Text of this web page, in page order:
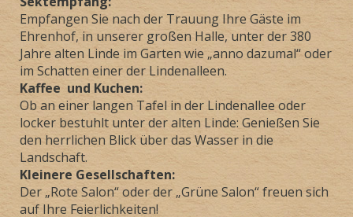
Empfangen Sie nach der Trauung Ihre Gäste im
Ehrenhof, in unserer großen Halle, unter der 380
Jahre alten Linde im Garten wie „anno dazumal“ oder
im Schatten einer der Lindenalleen.
Kaffee und Kuchen:
Ob an einer langen Tafel in der Lindenallee oder
locker bestuhlt unter der alten Linde: Genießen Sie
den herrlichen Blick über das Wasser in die
Landschaft.
Kleinere Gesellschaften:
Der „Rote Salon“ oder der „Grüne Salon“ freuen sich
auf Ihre Feierlichkeiten!